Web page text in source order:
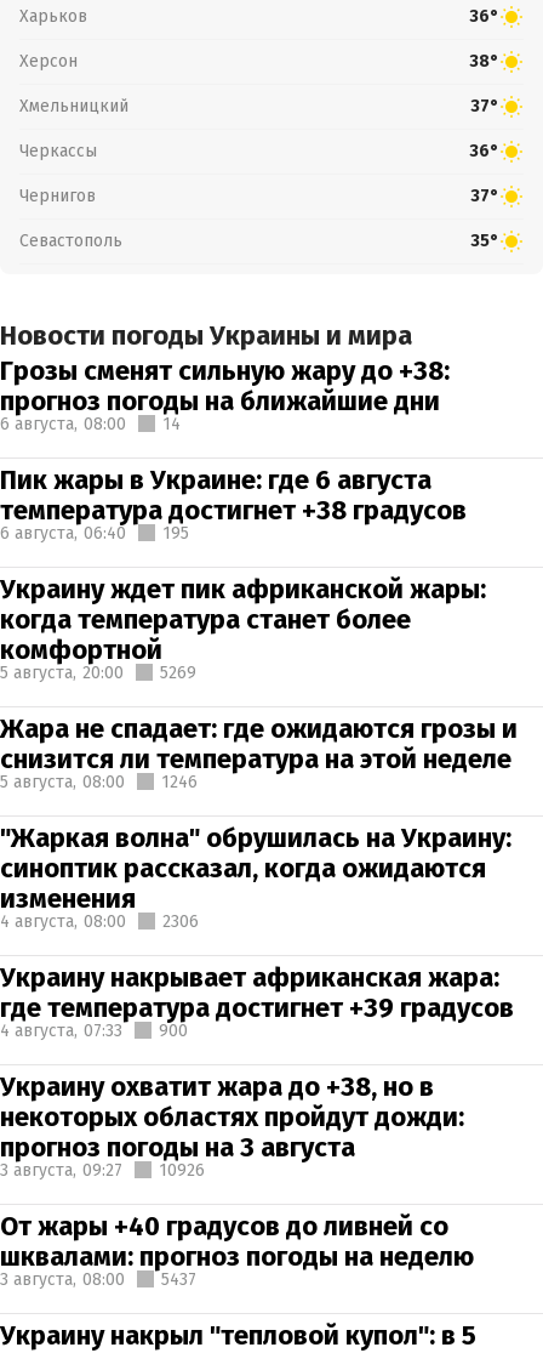
Харьков 36°
Херсон 38°
Хмельницкий 37°
Черкассы 36°
Чернигов 37°
Севастополь 35°
Новости погоды Украины и мира
Грозы сменят сильную жару до +38:
прогноз погоды на ближайшие дни
6 августа, 08:00 14
Пик жары в Украине: где 6 августа
температура достигнет +38 градусов
6 августа, 06:40 195
Украину ждет пик африканской жары:
когда температура станет более
комфортной
5 августа, 20:00 5269
Жара не спадает: где ожидаются грозы и
снизится ли температура на этой неделе
5 августа, 08:00 1246
"Жаркая волна" обрушилась на Украину:
синоптик рассказал, когда ожидаются
изменения
4 августа, 08:00 2306
Украину накрывает африканская жара:
где температура достигнет +39 градусов
4 августа, 07:33 900
Украину охватит жара до +38, но в
некоторых областях пройдут дожди:
прогноз погоды на 3 августа
3 августа, 09:27 10926
От жары +40 градусов до ливней со
шквалами: прогноз погоды на неделю
3 августа, 08:00 5437
Украину накрыл "тепловой купол": в 5